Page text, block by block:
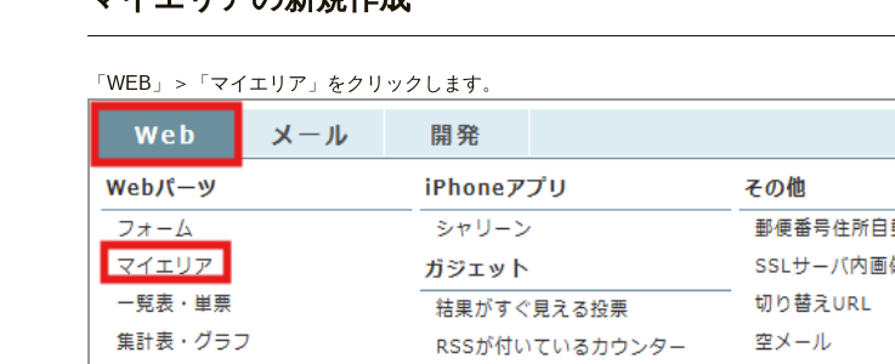
「WEB」＞「マイエリア」をクリックします。